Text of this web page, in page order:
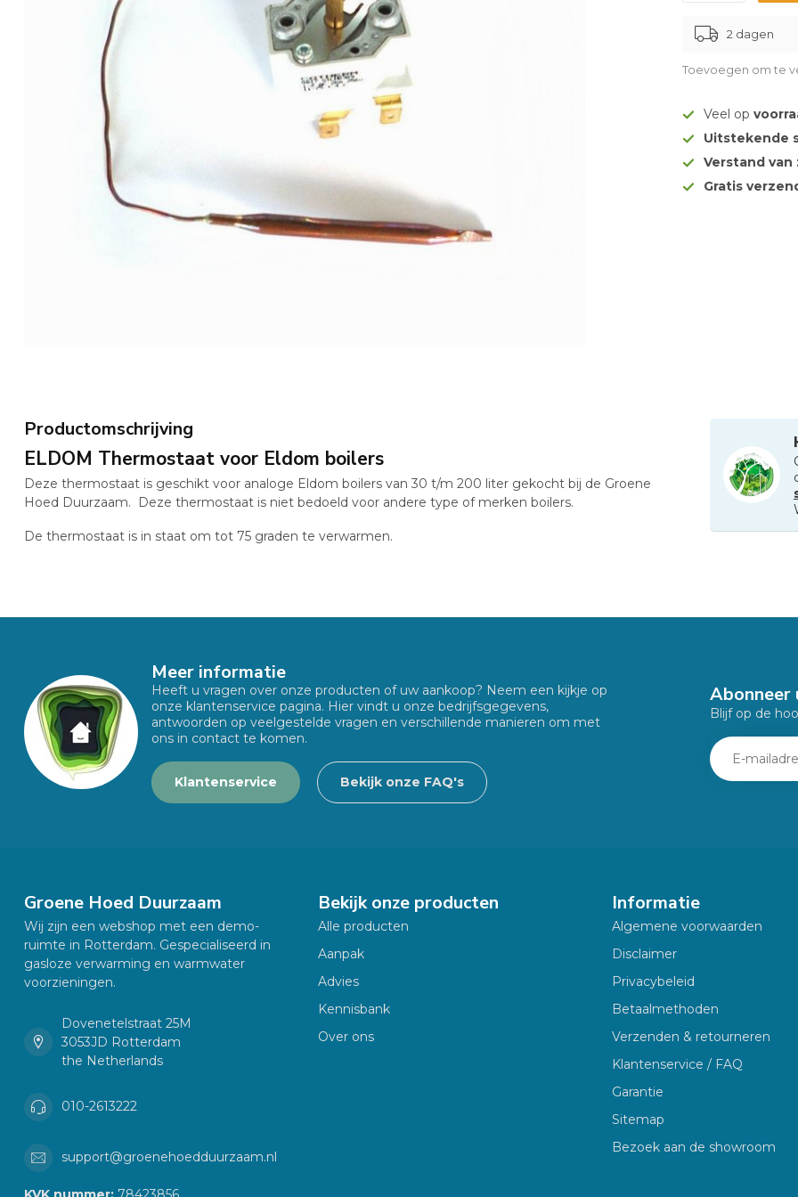
2 dagen
Toevoegen om te
Veel op
Uitstekende
Verstand van
Gratis
Productomschrijving
ELDOM Thermostaat voor Eldom boilers
Deze thermostaat is geschikt voor analoge Eldom boilers van 30 t/m 200 liter gekocht bij de Groene
Hoed Duurzaam. Deze thermostaat is niet bedoeld voor andere type of merken boilers.
De thermostaat is in staat om tot 75 graden te verwarmen.
Meer informatie
Heeft u vragen over onze producten of uw aankoop? Neem een kijkje op
onze klantenservice pagina. Hier vindt u onze bedrijfsgegevens,
antwoorden op veelgestelde vragen en verschillende manieren om met
ons in contact te komen.
Klantenservice Bekijk onze FAQ's
Abonneer
Blijf op de
Groene Hoed Duurzaam
Wij zijn een webshop met een demo-
ruimte in Rotterdam. Gespecialiseerd in
gasloze verwarming en warmwater
voorzieningen.
Dovenetelstraat 25M
3053JD Rotterdam
the Netherlands
010-2613222
support@groenehoedduurzaam.nl
Bekijk onze producten
Alle producten
Aanpak
Advies
Kennisbank
Over ons
Informatie
Algemene voorwaarden
Disclaimer
Privacybeleid
Betaalmethoden
Verzenden & retourneren
Klantenservice / FAQ
Garantie
Sitemap
Bezoek aan de showroom